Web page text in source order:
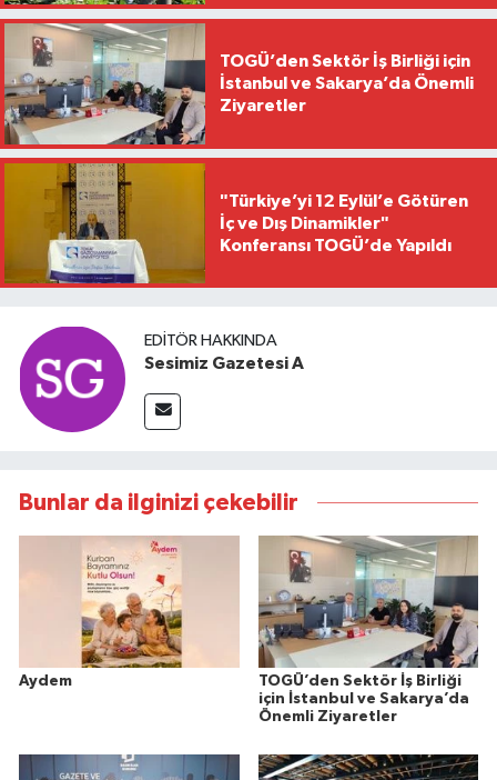
TOGÜ’den Sektör İş Birliği için
İstanbul ve Sakarya’da Önemli
Ziyaretler
"Türkiye’yi 12 Eylül’e Götüren
İç ve Dış Dinamikler"
Konferansı TOGÜ’de Yapıldı
EDITÖR HAKKINDA
Sesimiz Gazetesi A
Bunlar da ilginizi çekebilir
Aydem
TOGÜ’den Sektör İş Birliği
için İstanbul ve Sakarya’da
Önemli Ziyaretler